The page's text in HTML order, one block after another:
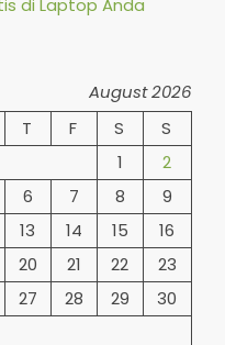
di Laptop Anda
August 2026
T F S
S
1
2
6 7 8
9
13 14 15
16
20 21 22
23
27 28 29
30